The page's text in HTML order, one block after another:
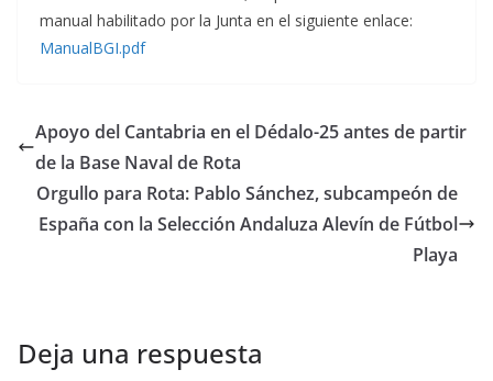
manual habilitado por la Junta en el siguiente enlace:
ManualBGI.pdf
Apoyo del Cantabria en el Dédalo-25 antes de partir
de la Base Naval de Rota
Orgullo para Rota: Pablo Sánchez, subcampeón de
España con la Selección Andaluza Alevín de Fútbol
Playa
Deja una respuesta